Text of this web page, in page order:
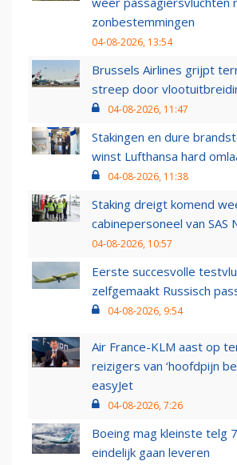
zonbestemmingen
04-08-2026, 13:54
Brussels Airlines grijpt
streep door
04-08-2026, 11:47
Stakingen en dure
winst Lufthansa hard
04-08-2026, 11:38
Staking dreigt komend
cabinepersoneel van SAS
04-08-2026, 10:57
Eerste succesvolle
zelfgemaakt Russisch
04-08-2026, 9:54
Air France-KLM aast op
reizigers van ‘hoofdpijn
easyJet
04-08-2026, 7:26
Boeing mag kleinste telg
eindelijk gaan leveren